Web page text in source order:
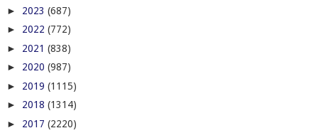
► 2023 (687)
► 2022 (772)
► 2021 (838)
► 2020 (987)
► 2019 (1115)
► 2018 (1314)
► 2017 (2220)